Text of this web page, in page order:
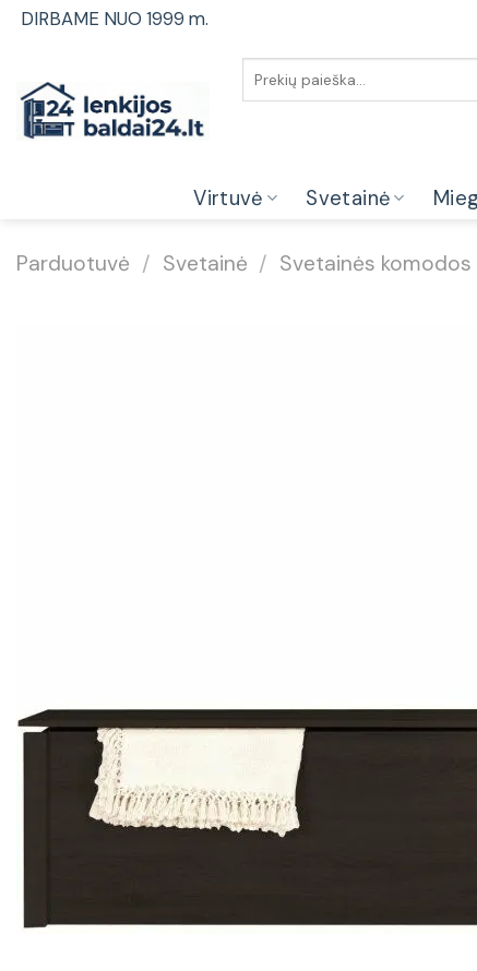
SkipDIRBAME NUO 1999 m.
Virtuvė Svetainė
Parduotuvė / Svetainė / Svetainės komodos